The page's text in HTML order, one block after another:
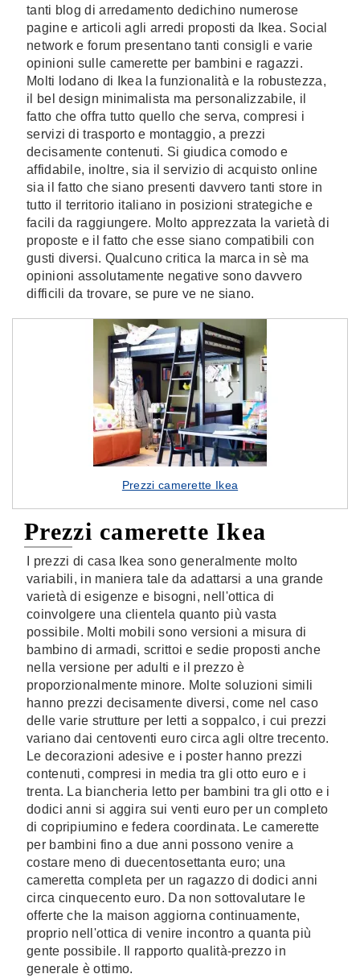
tanti blog di arredamento dedichino numerose
pagine e articoli agli arredi proposti da Ikea. Social
network e forum presentano tanti consigli e varie
opinioni sulle camerette per bambini e ragazzi.
Molti lodano di Ikea la funzionalità e la robustezza,
il bel design minimalista ma personalizzabile, il
fatto che offra tutto quello che serva, compresi i
servizi di trasporto e montaggio, a prezzi
decisamente contenuti. Si giudica comodo e
affidabile, inoltre, sia il servizio di acquisto online
sia il fatto che siano presenti davvero tanti store in
tutto il territorio italiano in posizioni strategiche e
facili da raggiungere. Molto apprezzata la varietà di
proposte e il fatto che esse siano compatibili con
gusti diversi. Qualcuno critica la marca in sè ma
opinioni assolutamente negative sono davvero
difficili da trovare, se pure ve ne siano.
Prezzi camerette Ikea
Prezzi camerette Ikea
I prezzi di casa Ikea sono generalmente molto
variabili, in maniera tale da adattarsi a una grande
varietà di esigenze e bisogni, nell'ottica di
coinvolgere una clientela quanto più vasta
possibile. Molti mobili sono versioni a misura di
bambino di armadi, scrittoi e sedie proposti anche
nella versione per adulti e il prezzo è
proporzionalmente minore. Molte soluzioni simili
hanno prezzi decisamente diversi, come nel caso
delle varie strutture per letti a soppalco, i cui prezzi
variano dai centoventi euro circa agli oltre trecento.
Le decorazioni adesive e i poster hanno prezzi
contenuti, compresi in media tra gli otto euro e i
trenta. La biancheria letto per bambini tra gli otto e i
dodici anni si aggira sui venti euro per un completo
di copripiumino e federa coordinata. Le camerette
per bambini fino a due anni possono venire a
costare meno di duecentosettanta euro; una
cameretta completa per un ragazzo di dodici anni
circa cinquecento euro. Da non sottovalutare le
offerte che la maison aggiorna continuamente,
proprio nell'ottica di venire incontro a quanta più
gente possibile. Il rapporto qualità-prezzo in
generale è ottimo.